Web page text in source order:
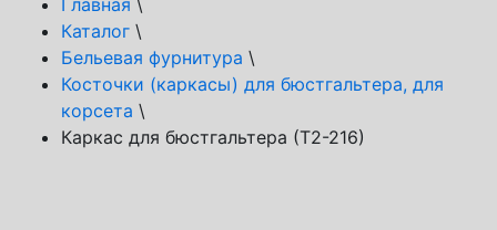
Каталог \
Бельевая фурнитура \
Косточки (каркасы) для бюстгальтера, для
корсета \
Каркас для бюстгальтера (Т2-216)